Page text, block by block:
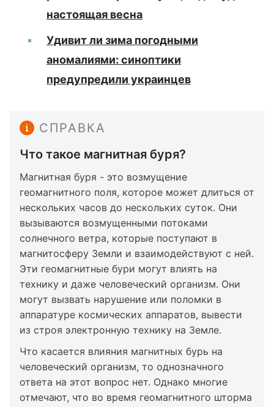
настоящая весна
Удивит ли зима погодными
аномалиями: синоптики
предупредили украинцев
СПРАВКА
Что такое магнитная буря?
Магнитная буря - это возмущение
геомагнитного поля, которое может длиться от
нескольких часов до нескольких суток. Они
вызываются возмущенными потоками
солнечного ветра, которые поступают в
магнитосферу Земли и взаимодействуют с ней.
Эти геомагнитные бури могут влиять на
технику и даже человеческий организм. Они
могут вызвать нарушение или поломки в
аппаратуре космических аппаратов, вывести
из строя электронную технику на Земле.
Что касается влияния магнитных бурь на
человеческий организм, то однозначного
ответа на этот вопрос нет. Однако многие
отмечают, что во время геомагнитного шторма